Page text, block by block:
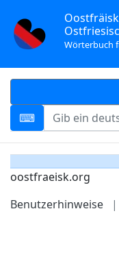
Wörterbuch
oostfraeisk.org
Benutzerhinweise
|